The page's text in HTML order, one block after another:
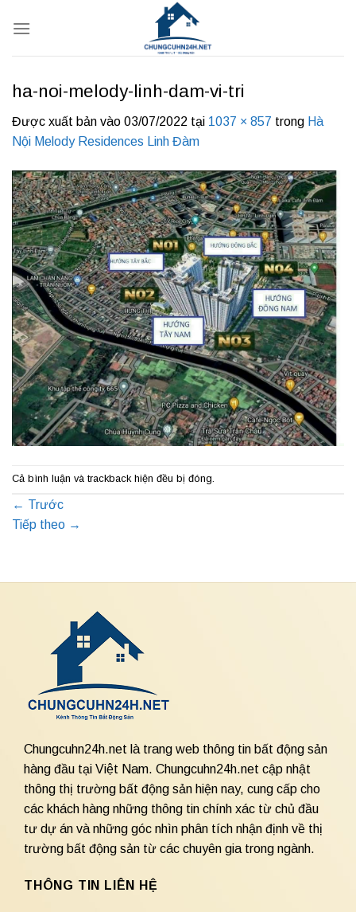
qua
ha-noi-melody-linh-dam-vi-tri
Được xuất bản vào 03/07/2022 tại 1037 × 857 trong Hà
Nội Melody Residences Linh Đàm
Cả bình luận và trackback hiện đều bị đóng.
← Trước
Tiếp theo →
Chungcuhn24h.net là trang web thông tin bất động sản
hàng đầu tại Việt Nam. Chungcuhn24h.net cập nhật
thông thị trường bất động sản hiện nay, cung cấp cho
các khách hàng những thông tin chính xác từ chủ đầu
tư dự án và những góc nhìn phân tích nhận định về thị
trường bất động sản từ các chuyên gia trong ngành.
THÔNG TIN LIÊN HỆ